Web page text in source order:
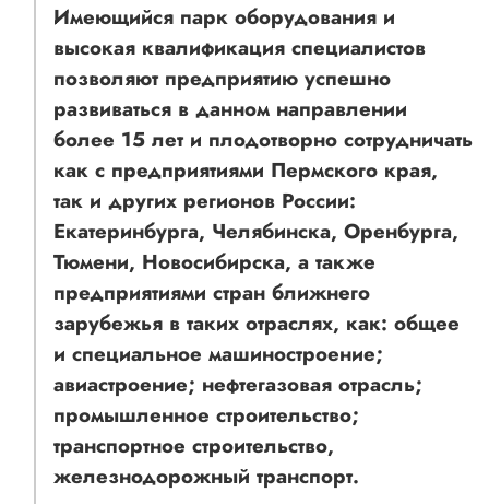
Имеющийся парк оборудования и
высокая квалификация специалистов
позволяют предприятию успешно
развиваться в данном направлении
более 15 лет и плодотворно сотрудничать
как с предприятиями Пермского края,
так и других регионов России:
Екатеринбурга, Челябинска, Оренбурга,
Тюмени, Новосибирска, а также
предприятиями стран ближнего
зарубежья в таких отраслях, как: общее
и специальное машиностроение;
авиастроение; нефтегазовая отрасль;
промышленное строительство;
транспортное строительство,
железнодорожный транспорт.